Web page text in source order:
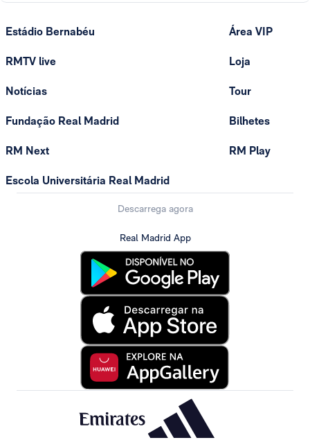
Estádio Bernabéu
RMTV live
Notícias
Fundação Real Madrid
RM Next
Escola Universitária Real Madrid
Área VIP
Loja
Tour
Bilhetes
RM Play
Descarrega agora
Real Madrid App